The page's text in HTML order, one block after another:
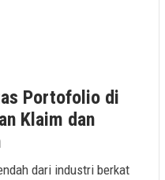
Portofolio di
Klaim dan
dari industri berkat